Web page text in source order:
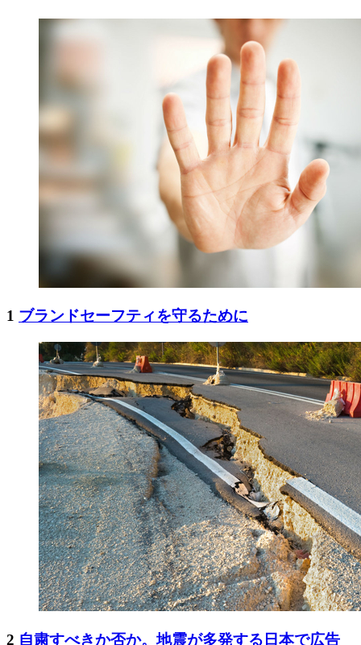
1 ブランドセーフティを守るために
2 自粛すべきか否か。地震が多発する日本で広告